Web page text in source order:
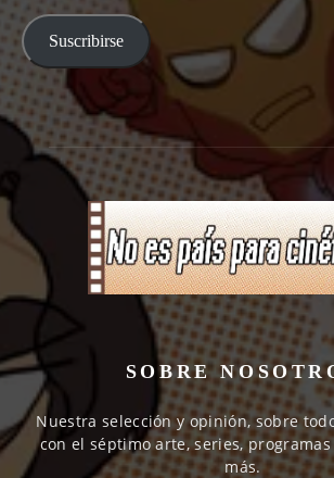
email
Suscribirse
SOBRE
Nuestra selección y opinión, sobre
con el séptimo arte, series, programas
más.